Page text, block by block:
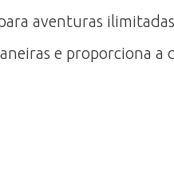
aventuras
e proporciona a